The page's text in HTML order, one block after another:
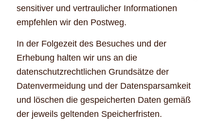
sensitiver und vertraulicher Informationen
empfehlen wir den Postweg.
In der Folgezeit des Besuches und der
Erhebung halten wir uns an die
datenschutzrechtlichen Grundsätze der
Datenvermeidung und der Datensparsamkeit
und löschen die gespeicherten Daten gemäß
der jeweils geltenden Speicherfristen.